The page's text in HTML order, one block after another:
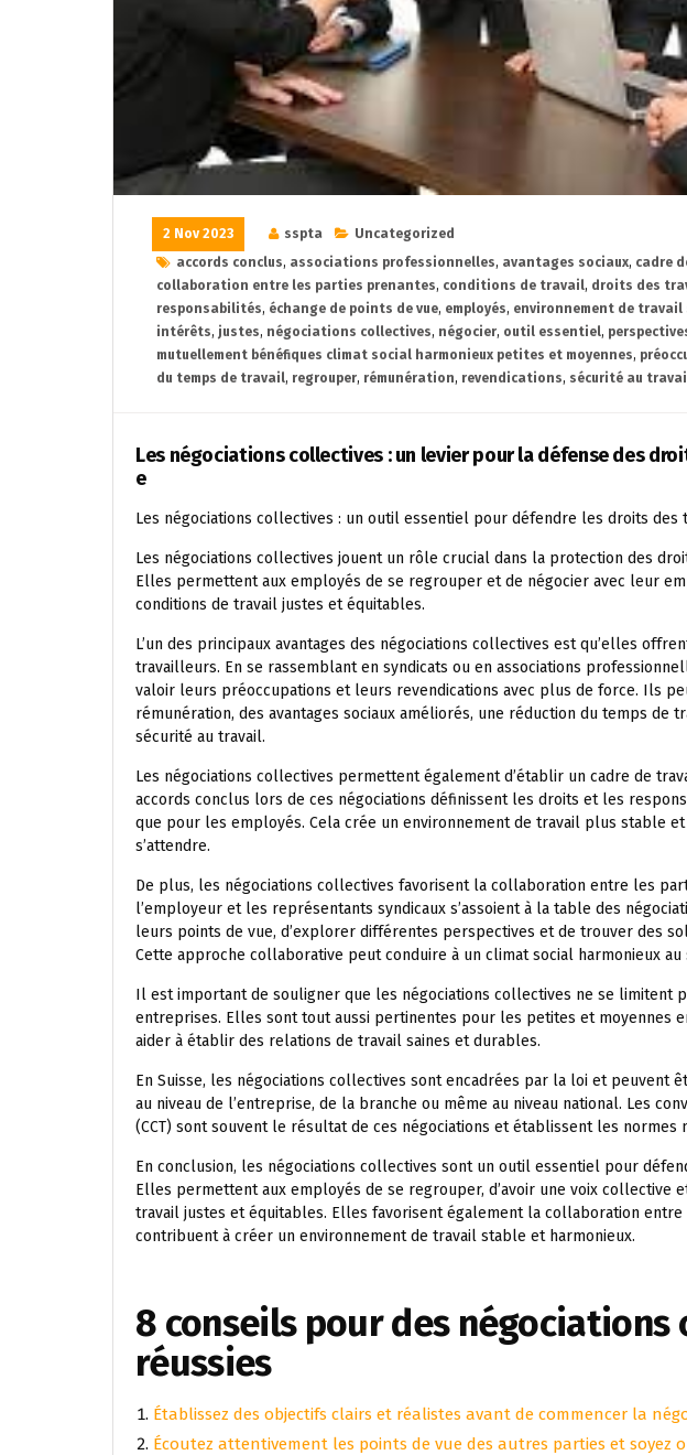
2 Nov 2023 sspta
Uncategorized
accords conclus, associations professionnelles, avantages sociaux, cadre
collaboration entre les parties prenantes, conditions de travail, droits des
responsabilités, échange de points de vue, employés, environnement de
intérêts, justes, négociations collectives, négocier, outil essentiel,
mutuellement bénéfiques climat social harmonieux petites et moyennes,
du temps de travail, regrouper, rémunération, revendications, sécurité au
Les négociations collectives : un levier pour la défense des
e
Les négociations collectives : un outil essentiel pour défendre les droits des
Les négociations collectives jouent un rôle crucial dans la protection des
Elles permettent aux employés de se regrouper et de négocier avec leur
conditions de travail justes et équitables.
L’un des principaux avantages des négociations collectives est qu’elles
travailleurs. En se rassemblant en syndicats ou en associations
valoir leurs préoccupations et leurs revendications avec plus de force. Ils
rémunération, des avantages sociaux améliorés, une réduction du temps de
sécurité au travail.
Les négociations collectives permettent également d’établir un cadre de
accords conclus lors de ces négociations définissent les droits et les
que pour les employés. Cela crée un environnement de travail plus stable
s’attendre.
De plus, les négociations collectives favorisent la collaboration entre les
l’employeur et les représentants syndicaux s’assoient à la table des
leurs points de vue, d’explorer différentes perspectives et de trouver des
Cette approche collaborative peut conduire à un climat social harmonieux au
Il est important de souligner que les négociations collectives ne se limitent
entreprises. Elles sont tout aussi pertinentes pour les petites et moyennes
aider à établir des relations de travail saines et durables.
En Suisse, les négociations collectives sont encadrées par la loi et peuvent
au niveau de l’entreprise, de la branche ou même au niveau national. Les
(CCT) sont souvent le résultat de ces négociations et établissent les normes
En conclusion, les négociations collectives sont un outil essentiel pour
Elles permettent aux employés de se regrouper, d’avoir une voix collective
travail justes et équitables. Elles favorisent également la collaboration
contribuent à créer un environnement de travail stable et harmonieux.
8 conseils pour des négociations
réussies
Établissez des objectifs clairs et réalistes avant de commencer la
Écoutez attentivement les points de vue des autres parties et soyez